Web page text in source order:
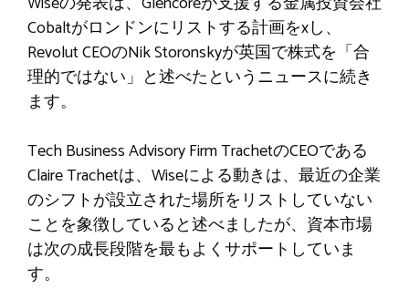
Cobaltがロンドンにリストする計画をxし、
Revolut CEOのNik Storonskyが英国で株式を「合
理的ではない」と述べたというニュースに続き
ます。
Tech Business Advisory Firm TrachetのCEOである
Claire Trachetは、Wiseによる動きは、最近の企業
のシフトが設立された場所をリストしていない
ことを象徴していると述べましたが、資本市場
は次の成長段階を最もよくサポートしていま
す。